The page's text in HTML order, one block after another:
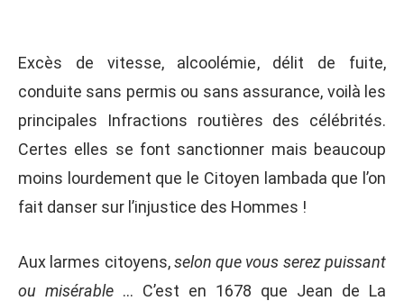
Excès de vitesse, alcoolémie, délit de fuite,
conduite sans permis ou sans assurance, voilà les
principales Infractions routières des célébrités.
Certes elles se font sanctionner mais beaucoup
moins lourdement que le Citoyen lambada que l’on
fait danser sur l’injustice des Hommes !
Aux larmes citoyens,selon que vous serez puissant
ou misérable … C’est en 1678 que Jean de La